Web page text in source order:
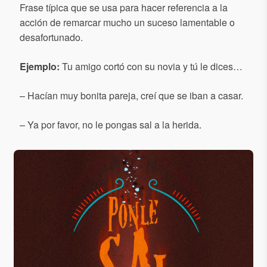
Frase típica que se usa para hacer referencia a la
acción de remarcar mucho un suceso lamentable o
desafortunado.
Ejemplo: Tu amigo cortó con su novia y tú le dices…
– Hacían muy bonita pareja, creí que se iban a casar.
– Ya por favor, no le pongas sal a la herida.